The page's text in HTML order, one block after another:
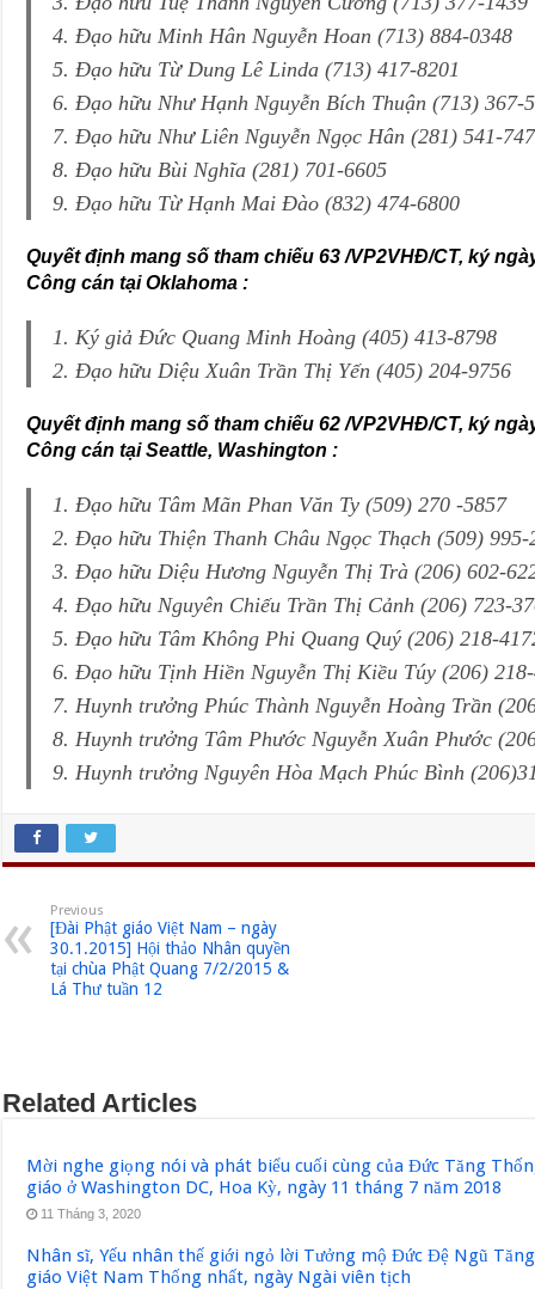
4. Đạo hữu Minh Hân Nguyễn Hoan (713) 884-0348
5. Đạo hữu Từ Dung Lê Linda (713) 417-8201
6. Đạo hữu Như Hạnh Nguyễn Bích Thuận (713) 367-
7. Đạo hữu Như Liên Nguyễn Ngọc Hân (281) 541-
8. Đạo hữu Bùi Nghĩa (281) 701-6605
9. Đạo hữu Từ Hạnh Mai Đào (832) 474-6800
Quyết định mang số tham chiếu 63 /VP2VHĐ/CT, ký
Công cán tại Oklahoma :
1. Ký giả Đức Quang Minh Hoàng (405) 413-8798
2. Đạo hữu Diệu Xuân Trần Thị Yến (405) 204-9756
Quyết định mang số tham chiếu 62 /VP2VHĐ/CT, ký
Công cán tại Seattle, Washington :
1. Đạo hữu Tâm Mãn Phan Văn Ty (509) 270 -5857
2. Đạo hữu Thiện Thanh Châu Ngọc Thạch (509) 995-
3. Đạo hữu Diệu Hương Nguyễn Thị Trà (206) 602-
4. Đạo hữu Nguyên Chiếu Trần Thị Cảnh (206) 723-
5. Đạo hữu Tâm Không Phi Quang Quý (206) 218-
6. Đạo hữu Tịnh Hiền Nguyễn Thị Kiều Túy (206)
7. Huynh trưởng Phúc Thành Nguyễn Hoàng Trần
8. Huynh trưởng Tâm Phước Nguyễn Xuân Phước
9. Huynh trưởng Nguyên Hòa Mạch Phúc Bình
Previous
[Đài Phật giáo Việt Nam – ngày
30.1.2015] Hội thảo Nhân quyền
tại chùa Phật Quang 7/2/2015 &
Lá Thư tuần 12
Related Articles
Mời nghe giọng nói và phát biểu cuối cùng của Đức Tăng
giáo ở Washington DC, Hoa Kỳ, ngày 11 tháng 7 năm 2018
11 Tháng 3, 2020
Nhân sĩ, Yếu nhân thế giới ngỏ lời Tưởng mộ Đức Đệ Ngũ
giáo Việt Nam Thống nhất, ngày Ngài viên tịch